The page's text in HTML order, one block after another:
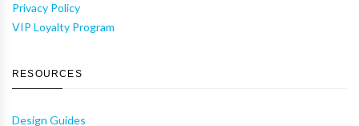
Privacy Policy
VIP Loyalty Program
RESOURCES
Design Guides